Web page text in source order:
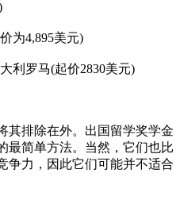
为4,895美元)
利罗马(起价2830美元)
其排除在外。出国留学奖学金
最简单方法。当然，它们也比
争力，因此它们可能并不适合